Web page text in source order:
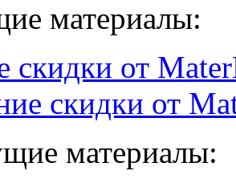
материалы:
скидки от
скидки от
материалы: